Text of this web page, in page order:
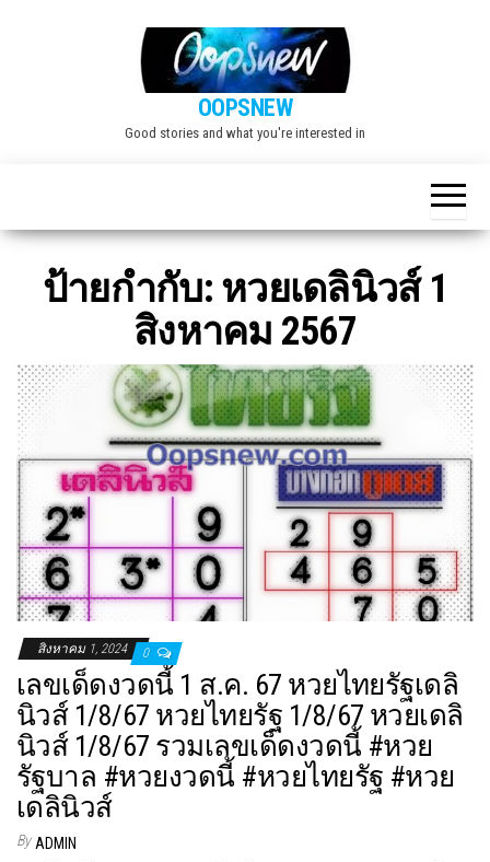
OOPSNEW
Good stories and what you're interested in
ป้ายกำกับ: หวยเดลินิวส์ 1
สิงหาคม 2567
สิงหาคม 1, 2024 0
เลขเด็ดงวดนี้ 1 ส.ค. 67 หวยไทยรัฐเดลิ
นิวส์ 1/8/67 หวยไทยรัฐ 1/8/67 หวยเดลิ
นิวส์ 1/8/67 รวมเลขเด็ดงวดนี้ #หวย
รัฐบาล #หวยงวดนี้ #หวยไทยรัฐ #หวย
เดลินิวส์
By ADMIN